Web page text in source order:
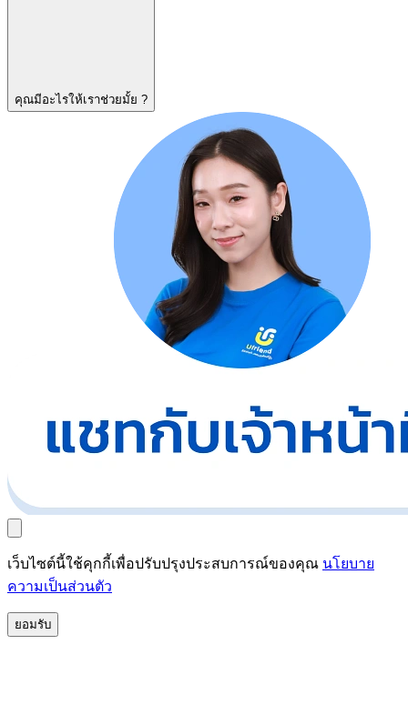
คุณมีอะไรให้เราช่วยมั้ย ?
เว็บไซต์นี้ใช้คุกกี้เพื่อปรับปรุงประสบการณ์ของคุณ นโยบาย
ความเป็นส่วนตัว
ยอมรับ